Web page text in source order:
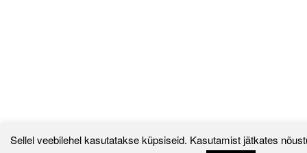
Sellel veebilehel kasutatakse küpsiseid. Kasutamist jätkates